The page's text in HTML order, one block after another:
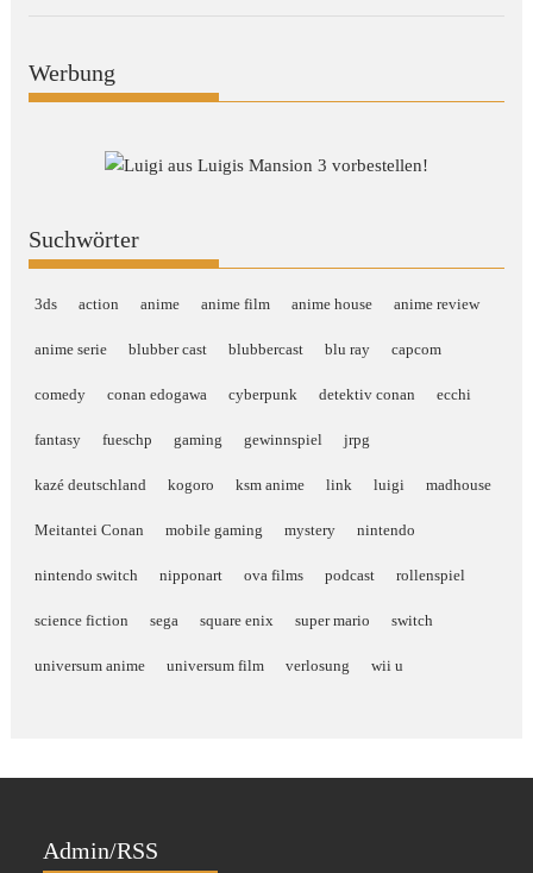
Werbung
Suchwörter
3ds action anime anime film anime house anime review
anime serie blubber cast blubbercast blu ray capcom
comedy conan edogawa cyberpunk detektiv conan ecchi
fantasy fueschp gaming gewinnspiel jrpg
kazé deutschland kogoro ksm anime link luigi madhouse
Meitantei Conan mobile gaming mystery nintendo
nintendo switch nipponart ova films podcast rollenspiel
science fiction sega square enix super mario switch
universum anime universum film verlosung wii u
Admin/RSS